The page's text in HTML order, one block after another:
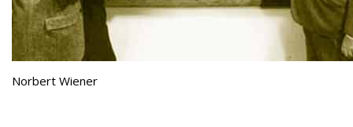
Norbert Wiener